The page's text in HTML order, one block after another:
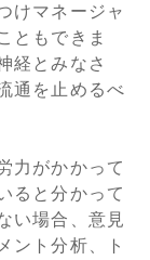
けマネージャ
ともできま
経とみなさ
通を止めるべ
力がかかって
ると分かって
い場合、意見
ント分析、ト